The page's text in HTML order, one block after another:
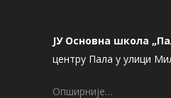
ЈУ Основна школа
центру Пала у улици
Опширније…